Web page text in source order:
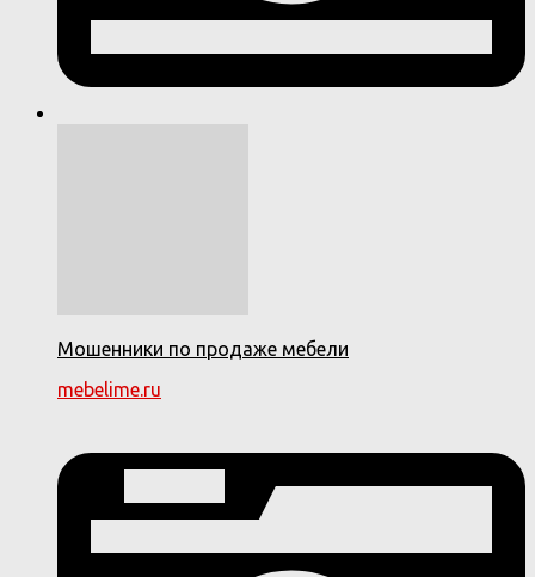
Мошенники по продаже мебели
mebelime.ru